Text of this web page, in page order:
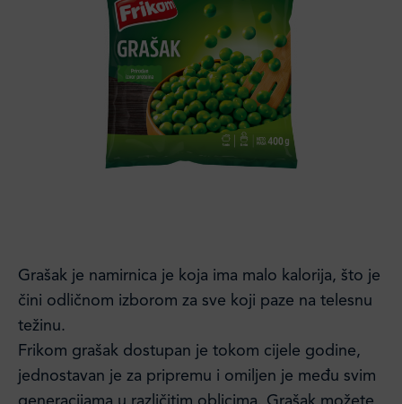
Grašak je namirnica je koja ima malo kalorija, što je
čini odličnom izborom za sve koji paze na telesnu
težinu.
Frikom grašak dostupan je tokom cijele godine,
jednostavan je za pripremu i omiljen je među svim